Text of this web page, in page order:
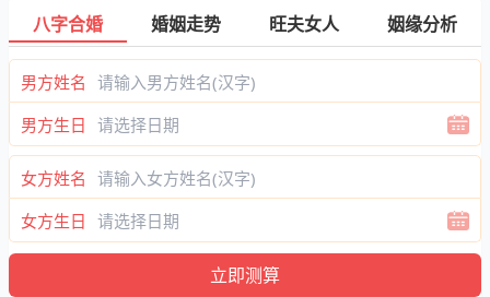
八字合婚 婚姻走势 旺夫女人 姻缘分析
男方姓名
男方生日
女方姓名
女方生日